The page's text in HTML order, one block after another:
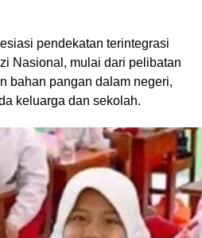
pendekatan terintegrasi
Nasional, mulai dari pelibatan
bahan pangan dalam negeri,
keluarga dan sekolah.